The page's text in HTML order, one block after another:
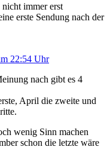
immer erst
erste Sendung nach der
22:54 Uhr
nach gibt es 4
April die zweite und
wenig Sinn machen
schon die letzte wäre